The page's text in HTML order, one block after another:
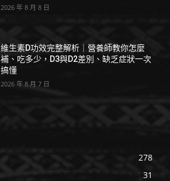
2026 年 8 月 8 日
維生素D功效完整解析｜營養師教你怎麼
補、吃多少，D3與D2差別、缺乏症狀一次
搞懂
2026 年 8 月 7 日
278
31